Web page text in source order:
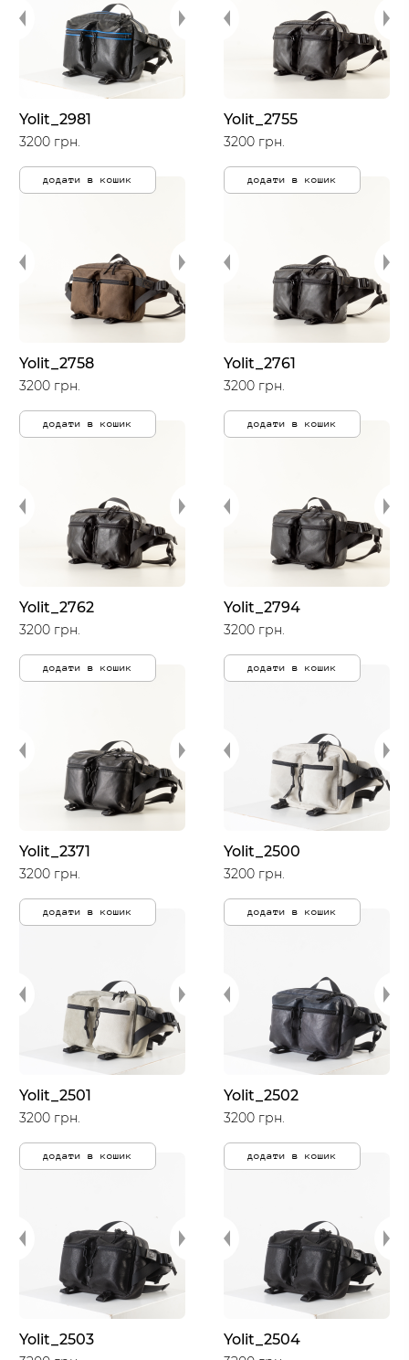
Yolit_2981
3200 грн.
додати в кошик
Yolit_2755
3200 грн.
додати в кошик
Yolit_2758
3200 грн.
додати в кошик
Yolit_2761
3200 грн.
додати в кошик
Yolit_2762
3200 грн.
додати в кошик
Yolit_2794
3200 грн.
додати в кошик
Yolit_2371
3200 грн.
додати в кошик
Yolit_2500
3200 грн.
додати в кошик
Yolit_2501
3200 грн.
додати в кошик
Yolit_2502
3200 грн.
додати в кошик
Yolit_2503 Yolit_2504